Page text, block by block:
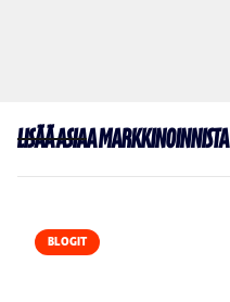
Lisää asiaa markkinoinnista
BLOGIT